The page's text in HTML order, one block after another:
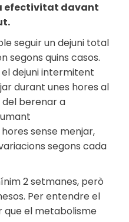
efectivitat davant
seguir un dejuni total
segons quins casos.
dejuni intermitent
durant unes hores al
berenar a
sense menjar,
segons cada
2 setmanes, però
Per entendre el
que el metabolisme